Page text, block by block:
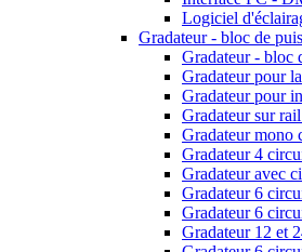
Logiciel
Gradateur - bloc de
Gradateur - bloc
Gradateur pour
Gradateur pour
Gradateur sur
Gradateur mono
Gradateur 4
Gradateur avec
Gradateur 6
Gradateur 6
Gradateur 12 et